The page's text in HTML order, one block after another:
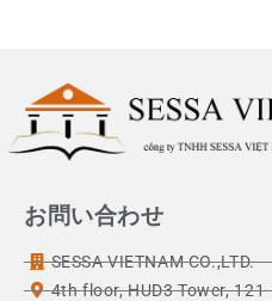
お問い合わせ
SESSA VIETNAM CO.,LTD.
4th floor, HUD3 Tower,